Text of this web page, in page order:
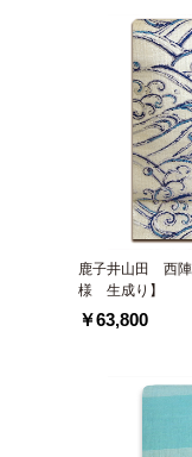
鹿子井山田 西
様 生成り】
￥63,800